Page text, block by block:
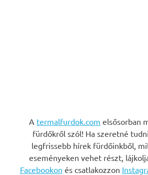
A termalfurdok.com elsősorban
fürdőkről szól! Ha szeretné
legfrissebb hírek fürdőinkből,
eseményeken vehet részt,
Facebookon és csatlakozzon